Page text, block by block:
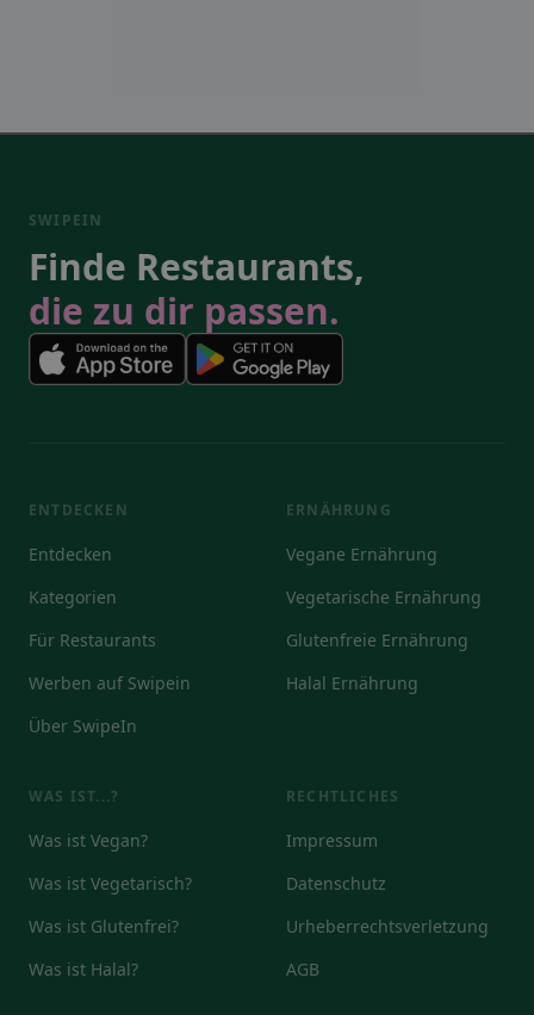
SWIPEIN
Finde Restaurants,
die zu dir passen.
ENTDECKEN
Entdecken
Kategorien
Für Restaurants
Werben auf Swipein
Über SwipeIn
ERNÄHRUNG
Vegane Ernährung
Vegetarische Ernährung
Glutenfreie Ernährung
Halal Ernährung
WAS IST...?
Was ist Vegan?
Was ist Vegetarisch?
Was ist Glutenfrei?
Was ist Halal?
RECHTLICHES
Impressum
Datenschutz
Urheberrechtsverletzung
AGB